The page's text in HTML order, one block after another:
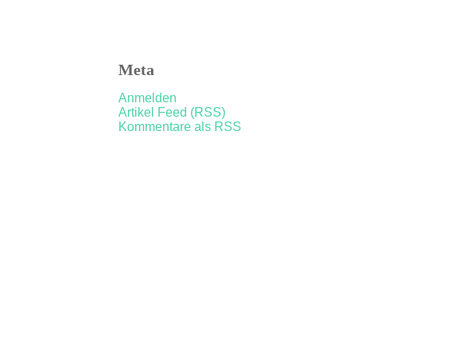
Meta
Anmelden
Artikel Feed (RSS)
Kommentare als RSS